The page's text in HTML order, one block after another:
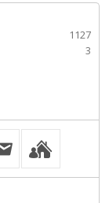
1127
3